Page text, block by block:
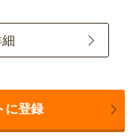
に登録